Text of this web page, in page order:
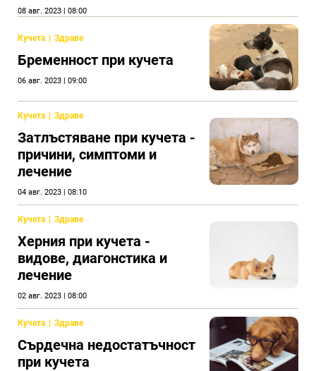
08 авг. 2023 | 08:00
Кучета Здраве
Бременност при кучета
06 авг. 2023 | 09:00
Кучета Здраве
Затлъстяване при кучета -
причини, симптоми и
лечение
04 авг. 2023 | 08:10
Кучета Здраве
Херния при кучета -
видове, диагонстика и
лечение
02 авг. 2023 | 08:00
Кучета Здраве
Сърдечна недостатъчност
при кучета